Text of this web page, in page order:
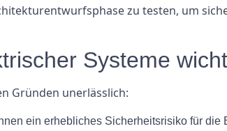
zu testen, um
Systeme
Gründen unerlässlich:
ein erhebliches Sicherheitsrisiko für